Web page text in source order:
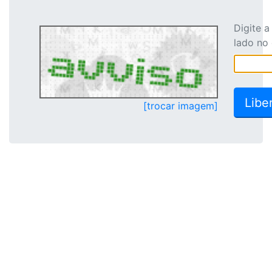
[trocar imagem]
Digite
lado no